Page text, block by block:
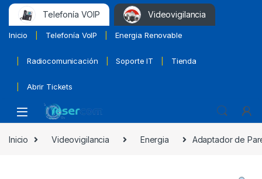
Telefonía VOIP Videovigilancia
Inicio Telefonía VoIP Energia Renovable
Radiocomunicación Soporte IT Tienda
Abrir Tickets
Inicio Videovigilancia Energia Adaptador de